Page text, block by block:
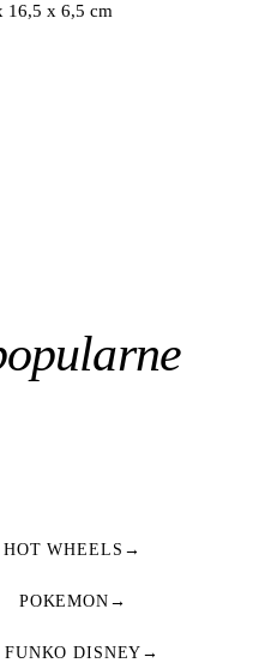
16,5 x 6,5 cm
HOT WHEELS →
POKEMON →
FUNKO DISNEY →